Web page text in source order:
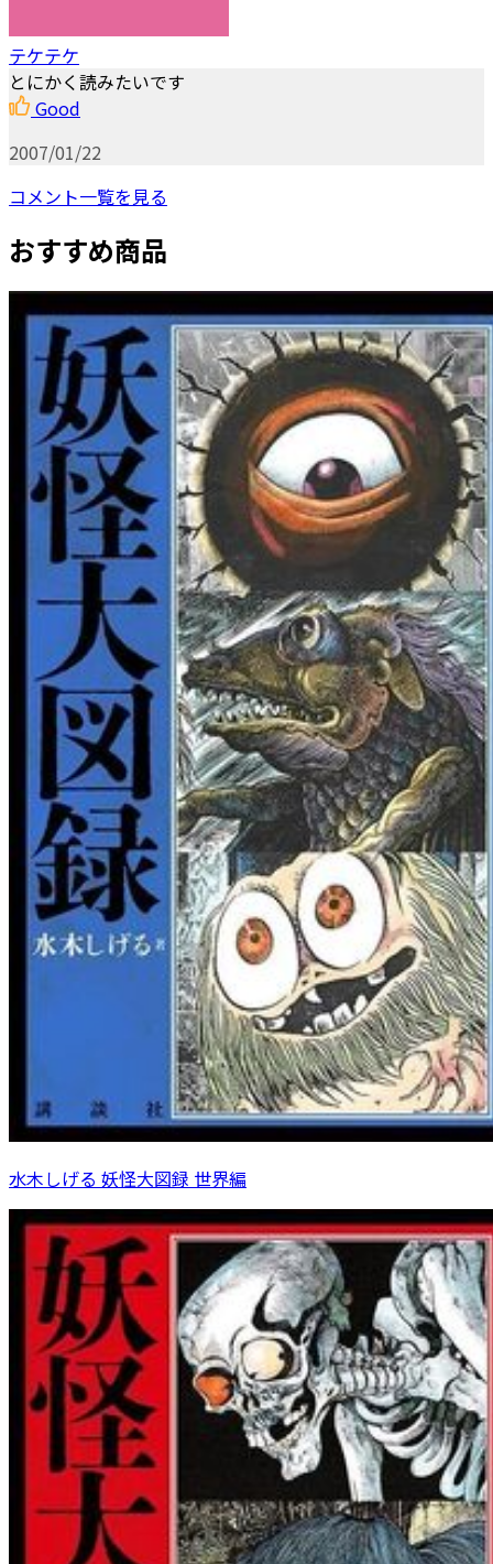
テケテケ
とにかく読みたいです
Good
2007/01/22
コメント一覧を見る
おすすめ商品
水木しげる 妖怪大図録 世界編